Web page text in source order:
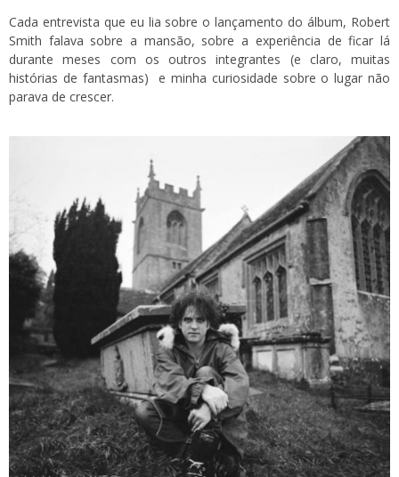
Cada entrevista que eu lia sobre o lançamento do álbum, Robert
Smith falava sobre a mansão, sobre a experiência de ficar lá
durante meses com os outros integrantes (e claro, muitas
histórias de fantasmas) e minha curiosidade sobre o lugar não
parava de crescer.